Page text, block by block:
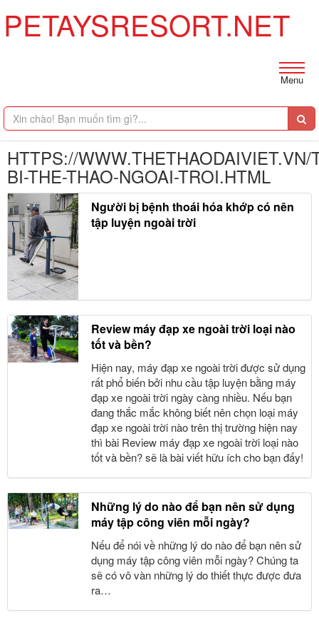
PETAYSRESORT.NET
Menu
HTTPS://WWW.THETHAODAIVIET.VN/
BI-THE-THAO-NGOAI-TROI.HTML
Người bị bệnh thoái hóa khớp có nên
tập luyện ngoài trời
Review máy đạp xe ngoài trời loại nào
tốt và bền?
Hiện nay, máy đạp xe ngoài trời được sử dụng
rất phổ biến bởi nhu cầu tập luyện bằng máy
đạp xe ngoài trời ngày càng nhiều. Nếu bạn
đang thắc mắc không biết nên chọn loại máy
đạp xe ngoài trời nào trên thị trường hiện nay
thì bài Review máy đạp xe ngoài trời loại nào
tốt và bền? sẽ là bài viết hữu ích cho bạn đấy!
Những lý do nào để bạn nên sử dụng
máy tập công viên mỗi ngày?
Nếu để nói về những lý do nào để bạn nên sử
dụng máy tập công viên mỗi ngày? Chúng ta
sẽ có vô vàn những lý do thiết thực được đưa
ra…